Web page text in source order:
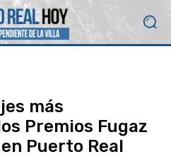
más
Premios Fugaz
Puerto Real